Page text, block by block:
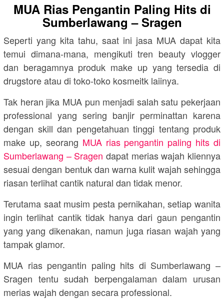
MUA Rias Pengantin Paling Hits di
Sumberlawang – Sragen
Seperti yang kita tahu, saat ini jasa MUA dapat kita
temui dimana-mana, mengikuti tren beauty vlogger
dan beragamnya produk make up yang tersedia di
drugstore atau di toko-toko kosmeitk laiinya.
Tak heran jika MUA pun menjadi salah satu pekerjaan
professional yang sering banjir perminattan karena
dengan skill dan pengetahuan tinggi tentang produk
make up, seorang MUA rias pengantin paling hits di
Sumberlawang – Sragen dapat merias wajah kliennya
sesuai dengan bentuk dan warna kulit wajah sehingga
riasan terlihat cantik natural dan tidak menor.
Terutama saat musim pesta pernikahan, setiap wanita
ingin terlihat cantik tidak hanya dari gaun pengantin
yang yang dikenakan, namun juga riasan wajah yang
tampak glamor.
MUA rias pengantin paling hits di Sumberlawang –
Sragen tentu sudah berpengalaman dalam urusan
merias wajah dengan secara professional.